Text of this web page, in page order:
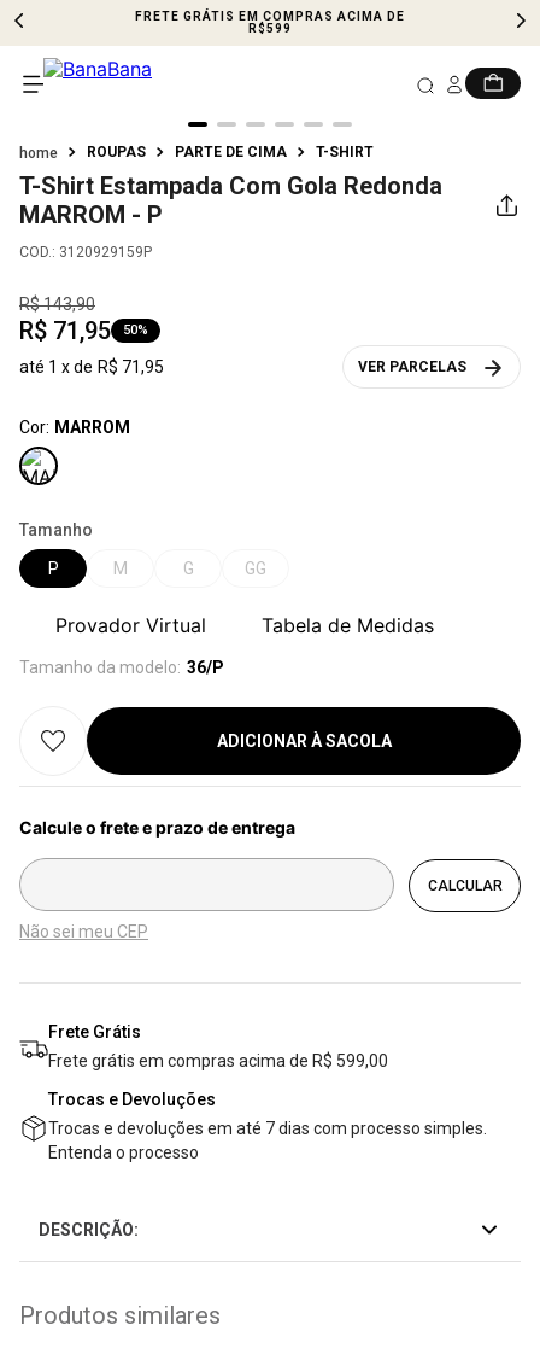
FRETE GRÁTIS EM COMPRAS ACIMA DE
R$599
ROUPAS PARTE DE CIMA T-SHIRT
T-Shirt Estampada Com Gola Redonda
MARROM - P
COD.: 3120929159P
R$143,90
R$ 71,95 50%
até 1 x de R$ 71,95 VER PARCELAS
Cor: MARROM
Tamanho
P
M G GG
Provador Virtual Tabela de Medidas
Tamanho da modelo: 36/P
ADICIONAR À SACOLA
Não sei meu CEP
Frete Grátis
Frete grátis em compras acima de R$ 599,00
Trocas e Devoluções
Trocas e devoluções em até 7 dias com processo simples.
Entenda o processo
DESCRIÇÃO:
Produtos similares